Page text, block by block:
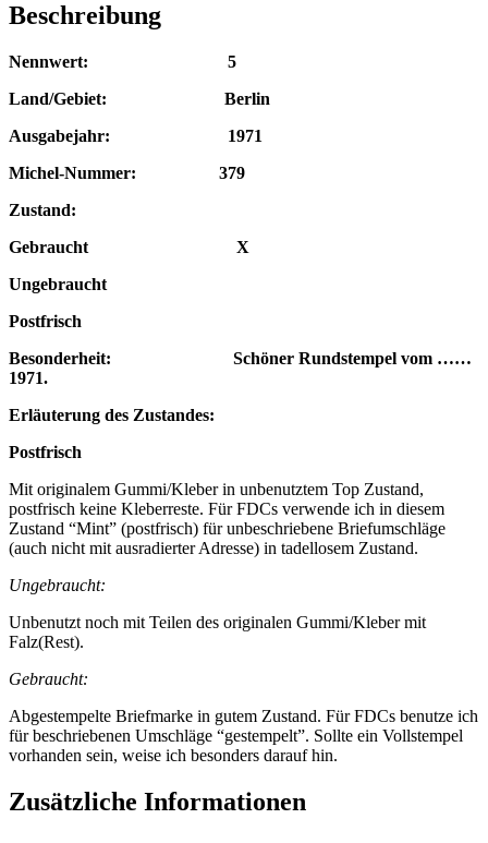
Beschreibung
Nennwert: 5
Land/Gebiet: Berlin
Ausgabejahr: 1971
Michel-Nummer: 379
Zustand:
Gebraucht X
Ungebraucht
Postfrisch
Besonderheit: Schöner Rundstempel vom ……
1971.
Erläuterung des Zustandes:
Postfrisch
Mit originalem Gummi/Kleber in unbenutztem Top Zustand,
postfrisch keine Kleberreste. Für FDCs verwende ich in diesem
Zustand “Mint” (postfrisch) für unbeschriebene Briefumschläge
(auch nicht mit ausradierter Adresse) in tadellosem Zustand.
Ungebraucht:
Unbenutzt noch mit Teilen des originalen Gummi/Kleber mit
Falz(Rest).
Gebraucht:
Abgestempelte Briefmarke in gutem Zustand. Für FDCs benutze ich
für beschriebenen Umschläge “gestempelt”. Sollte ein Vollstempel
vorhanden sein, weise ich besonders darauf hin.
Zusätzliche Informationen